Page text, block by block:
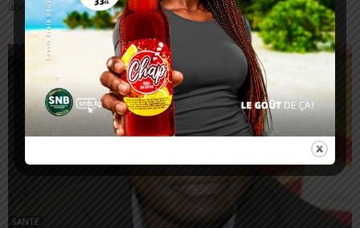
déroulées du 19 au 21 juillet 2023 à l’Université de Kara (UK)....
SANTÉ